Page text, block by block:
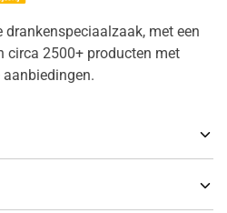
met een
circa 2500+ producten met